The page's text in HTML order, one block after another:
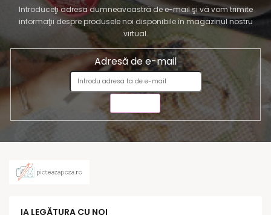
Introduceţi adresa dumneavoastră de e-mail şi vă vom trimite
informaţii despre produsele noi disponibile în magazinul nostru
virtual.
Adresă de e-mail
IA LEGĂTURA CU NOI